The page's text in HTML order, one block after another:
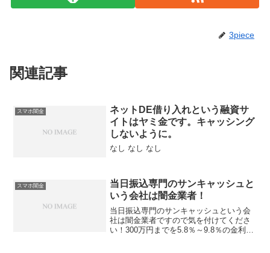
3piece
関連記事
スマホ闇金
ネットDE借り入れという融資サ
イトはヤミ金です。キャッシング
しないように。
なし なし なし
スマホ闇金
当日振込専門のサンキャッシュと
いう会社は闇金業者！
当日振込専門のサンキャッシュという会
社は闇金業者ですので気を付けてくださ
い！300万円までを5.8％～9.8％の金利で